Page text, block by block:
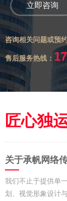
立即咨询
咨询相关问题或预
售后服务热线：
匠心独
关于承帆网络
我们不止于提供单
划、视觉形象设计